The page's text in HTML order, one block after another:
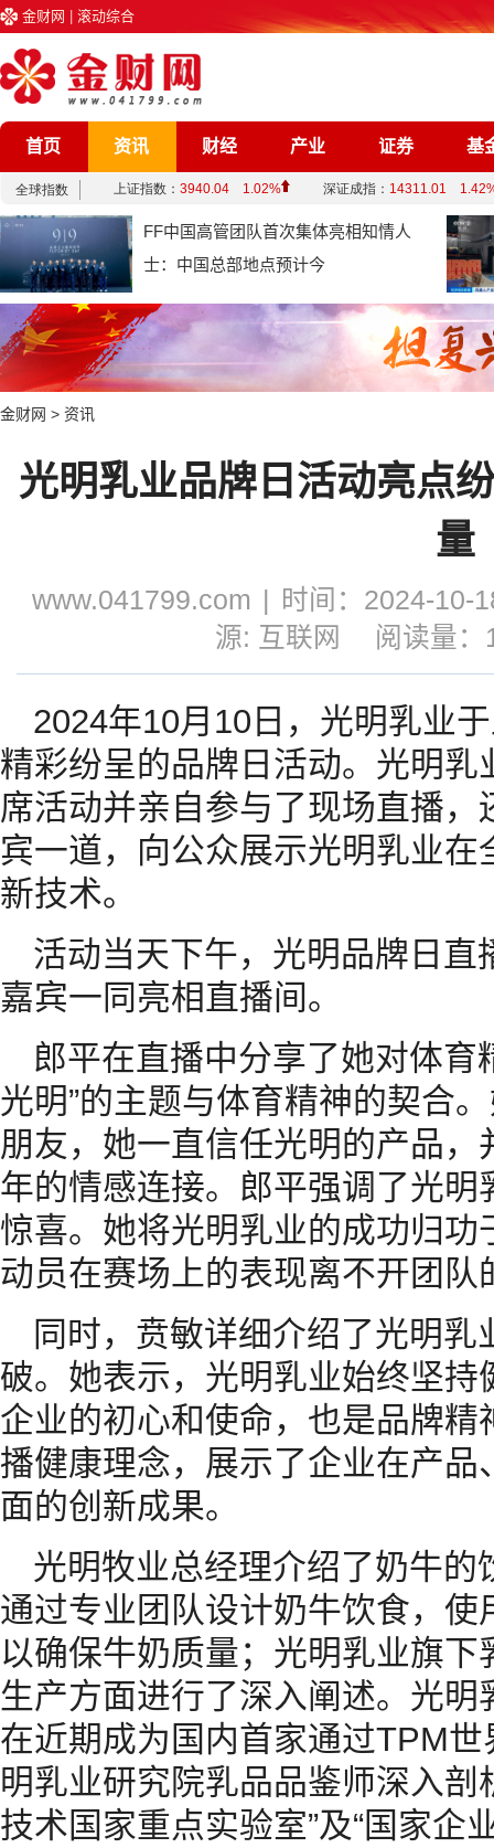
金财网 滚动综合
首页 资讯 财经 产业 证券 基
企业 文化 娱乐
综合
FF中国高管团队首次集体亮相知情人
士：中国总部地点预计今
金财网 > 资讯
光明乳业品牌日活动亮点
量
www.041799.com
时间：2024-10-
源: 互联网
阅读量：
2024年10月10日，光明乳业
精彩纷呈的品牌日活动。光明
席活动并亲自参与了现场直播
宾一道，向公众展示光明乳业
新技术。
活动当天下午，光明品牌日
嘉宾一同亮相直播间。
郎平在直播中分享了她对体育
光明”的主题与体育精神的契合
朋友，她一直信任光明的产品
年的情感连接。郎平强调了光
惊喜。她将光明乳业的成功归
动员在赛场上的表现离不开团队
同时，贲敏详细介绍了光明
破。她表示，光明乳业始终坚
企业的初心和使命，也是品牌
播健康理念，展示了企业在产
面的创新成果。
光明牧业总经理介绍了奶牛
通过专业团队设计奶牛饮食，
以确保牛奶质量；光明乳业旗
生产方面进行了深入阐述。光明
在近期成为国内首家通过TPM
明乳业研究院乳品品鉴师深入剖
技术国家重点实验室”及“国家企